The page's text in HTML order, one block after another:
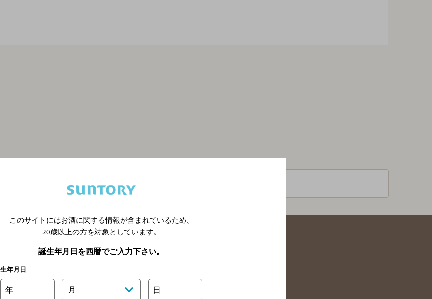
関連ページ
このサイトにはお酒に関する情報が含まれているため、
20歳以上の方を対象としています。
誕生年月日を西暦でご入力下さい。
生年月日
年 月 日